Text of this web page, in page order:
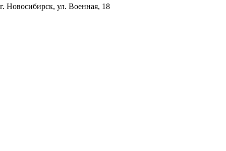
г. Новосибирск, ул. Военная, 18